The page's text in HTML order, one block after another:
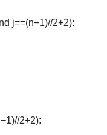
j==(n−1)//2+2):
−1)//2+2):